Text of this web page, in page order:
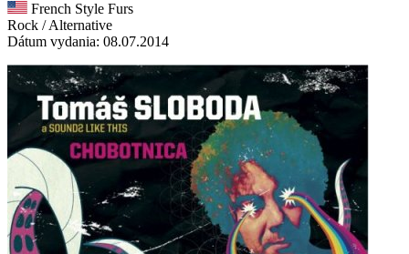
French Style Furs
Rock / Alternative
Dátum vydania: 08.07.2014